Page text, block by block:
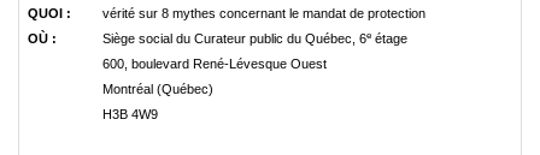
QUOI :
vérité sur 8 mythes concernant le mandat de protection
OÙ :
Siège social du Curateur public du Québec, 6e étage
600, boulevard René-Lévesque Ouest
Montréal (Québec)
H3B 4W9